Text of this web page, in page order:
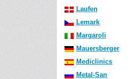
Laufen
Lemark
Margaroli
Mauersberger
Mediclinics
Metal-San